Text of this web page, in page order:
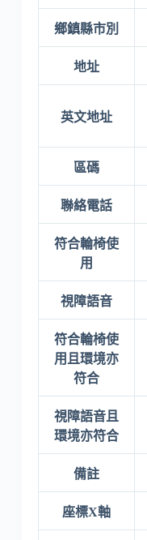
鄉鎮縣市別
地址
英文地址
區碼
聯絡電話
符合輪椅使
用
視障語音
符合輪椅使
用且環境亦
符合
視障語音且
環境亦符合
備註
座標X軸